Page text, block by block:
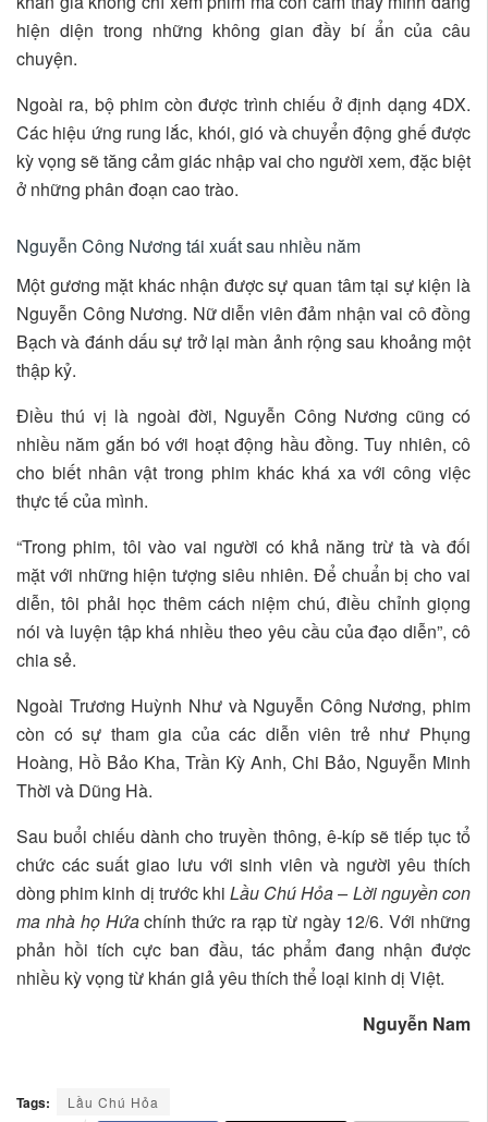
hiện diện trong những không gian đầy bí ẩn của câu
chuyện.
Ngoài ra, bộ phim còn được trình chiếu ở định dạng 4DX.
Các hiệu ứng rung lắc, khói, gió và chuyển động ghế được
kỳ vọng sẽ tăng cảm giác nhập vai cho người xem, đặc biệt
ở những phân đoạn cao trào.
Nguyễn Công Nương tái xuất sau nhiều năm
Một gương mặt khác nhận được sự quan tâm tại sự kiện là
Nguyễn Công Nương. Nữ diễn viên đảm nhận vai cô đồng
Bạch và đánh dấu sự trở lại màn ảnh rộng sau khoảng một
thập kỷ.
Điều thú vị là ngoài đời, Nguyễn Công Nương cũng có
nhiều năm gắn bó với hoạt động hầu đồng. Tuy nhiên, cô
cho biết nhân vật trong phim khác khá xa với công việc
thực tế của mình.
“Trong phim, tôi vào vai người có khả năng trừ tà và đối
mặt với những hiện tượng siêu nhiên. Để chuẩn bị cho vai
diễn, tôi phải học thêm cách niệm chú, điều chỉnh giọng
nói và luyện tập khá nhiều theo yêu cầu của đạo diễn”, cô
chia sẻ.
Ngoài Trương Huỳnh Như và Nguyễn Công Nương, phim
còn có sự tham gia của các diễn viên trẻ như Phụng
Hoàng, Hồ Bảo Kha, Trần Kỳ Anh, Chi Bảo, Nguyễn Minh
Thời và Dũng Hà.
Sau buổi chiếu dành cho truyền thông, ê-kíp sẽ tiếp tục tổ
chức các suất giao lưu với sinh viên và người yêu thích
dòng phim kinh dị trước khi Lầu Chú Hỏa – Lời nguyền con
ma nhà họ Hứachính thức ra rạp từ ngày 12/6. Với những
phản hồi tích cực ban đầu, tác phẩm đang nhận được
nhiều kỳ vọng từ khán giả yêu thích thể loại kinh dị Việt.
Nguyễn Nam
Tags: Lầu Chú Hỏa